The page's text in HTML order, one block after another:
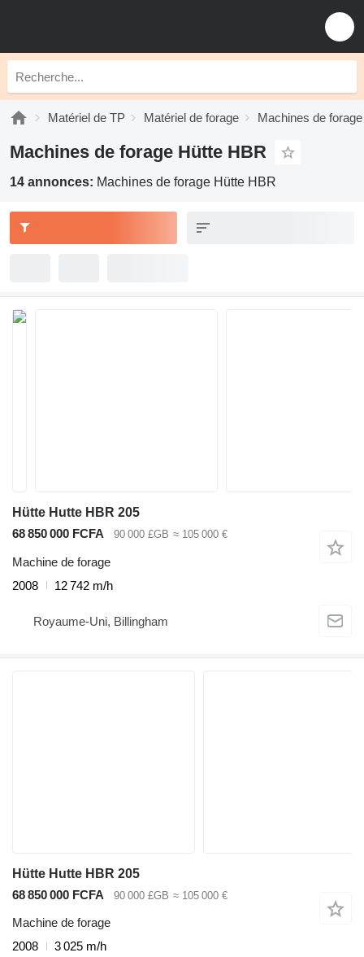
Matériel de TP Matériel de forage Machines de forage
Machines de forage Hütte HBR
14 annonces: Machines de forage Hütte HBR
Hütte Hutte HBR 205
68 850 000 FCFA
90 000 £GB ≈ 105 000 €
Machine de forage
2008
12 742 m/h
Royaume-Uni, Billingham
Hütte Hutte HBR 205
68 850 000 FCFA
90 000 £GB ≈ 105 000 €
Machine de forage
2008
3 025 m/h